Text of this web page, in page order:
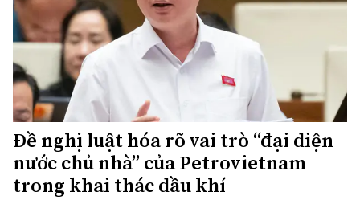
Đề nghị luật hóa rõ vai trò “đại diện
nước chủ nhà” của Petrovietnam
trong khai thác dầu khí